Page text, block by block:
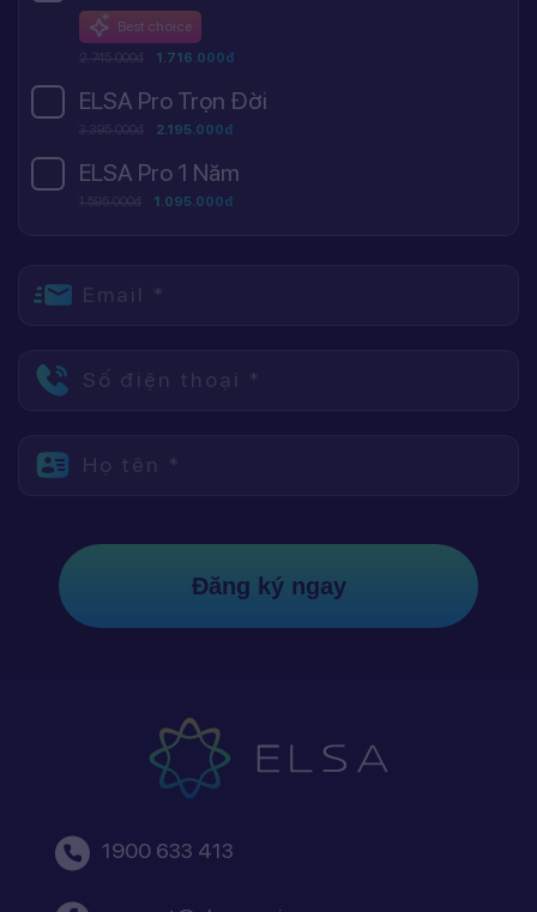
Best choice
2.745.000đ 1.716.000đ
ELSA Pro Trọn Đời
3.395.000đ 2.195.000đ
ELSA Pro 1 Năm
1.595.000đ 1.095.000đ
Email *
Số điện thoại *
Họ tên *
Đăng ký ngay
1900 633 413